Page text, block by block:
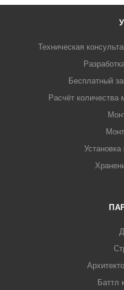
Техническая
Бесплатный
Расчёт количества
Баттл